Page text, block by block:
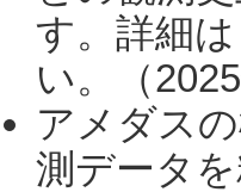
す。詳細は
い。（
アメダス
測データ